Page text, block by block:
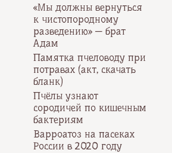
«Мы должны вернуться
к чистопородному
разведению» — брат
Адам
Памятка пчеловоду при
потравах (акт, скачать
бланк)
Пчёлы узнают
сородичей по кишечным
бактериям
Варроатоз на пасеках
России в 2020 году